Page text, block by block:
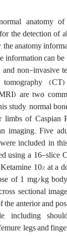
anatomy
the detection of
the anatomy
information can
and non-invasive
tomography
are two
study, normal
limbs of Caspian
imaging. Five
included in
using a 16-slice
10% at a
of 1 mg/kg
sectional
the anterior and
including
legs and